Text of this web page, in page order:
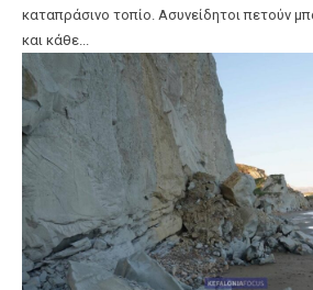
καταπράσινο τοπίο. Ασυνείδητοι πετούν
και κάθε...